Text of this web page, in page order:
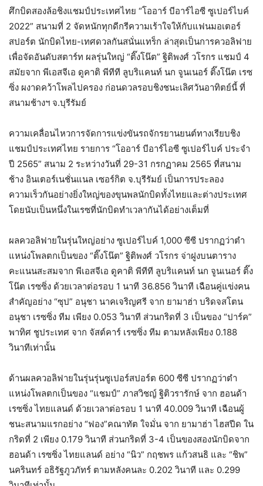
ศึกบิดสองล้อชิงแชมป์ประเทศไทย “โออาร์ บีอาร์ไอซี ซูเปอร์ไบค์
2022” สนามที่ 2 จัดหนักทุกดีกรีความเร้าใจให้กับแฟนมอเตอร์
สปอร์ต นักบิดไทย-เทศดวลกันสนั่นแทร็ก ล่าสุดเป็นการควอลิฟาย
เพื่อจัดอันดับสตาร์ท ผลรุ่นใหญ่ “ติ๊งโน๊ต” ฐิติพงศ์ วโรกร แชมป์ 4
สมัยจาก พีเอสจีเอ ดูคาติ พีทีที ลูบริแคนท์ นก จูนเนอร์ ติ๊งโน๊ต เรซ
ซิ่ง ผงาดคว้าโพลไปครอง ก่อนดวลรอบชิงชนะเลิศวันอาทิตย์นี้ ที่
สนามช้างฯ จ.บุรีรัมย์
ความเคลื่อนไหวการจัดการแข่งขันรถจักรยานยนต์ทางเรียบชิง
แชมป์ประเทศไทย รายการ “โออาร์ บีอาร์ไอซี ซูเปอร์ไบค์ ประจำ
ปี 2565” สนาม 2 ระหว่างวันที่ 29-31 กรกฏาคม 2565 ที่สนาม
ช้าง อินเตอร์เนชั่นแนล เซอร์กิต จ.บุรีรัมย์ เป็นการประลอง
ความเร็วกันอย่างยิ่งใหญ่ของขุนพลนักบิดทั้งไทยและต่างประเทศ
โดยนับเป็นหนึ่งในเรซที่นักบิดทำเวลากันได้อย่างเต็มที่
ผลควอลิฟายในรุ่นใหญ่อย่าง ซูเปอร์ไบค์ 1,000 ซีซี ปรากฏว่าตำ
แหน่งโพลตกเป็นของ “ติ๊งโน๊ต” ฐิติพงศ์ วโรกร จ่าฝูงบนตาราง
คะแนนสะสมจาก พีเอสจีเอ ดูคาติ พีทีที ลูบริแคนท์ นก จูนเนอร์ ติ๊ง
โน๊ต เรซซิ่ง ด้วยเวลาต่อรอบ 1 นาที 36.856 วินาที เฉือนคู่แข่งคน
สำคัญอย่าง “ซุป” อนุชา นาคเจริญศรี จาก ยามาฮ่า บริดจสโตน
อนุชา เรซซิ่ง ทีม เพียง 0.053 วินาที ส่วนกริดที่ 3 เป็นของ “ปาร์ค”
พาทิศ ชูประเทศ จาก จัสต์คาร์ เรซซิ่ง ทีม ตามหลังเพียง 0.188
วินาทีเท่านั้น
ด้านผลควอลิฟายในรุ่นรุ่นซูเปอร์สปอร์ต 600 ซีซี ปรากฏว่าตำ
แหน่งโพลตกเป็นของ “แชมป์” ภาสวิชญ์ ฐิติวรารักษ์ จาก ฮอนด้า
เรซซิ่ง ไทยแลนด์ ด้วยเวลาต่อรอบ 1 นาที 40.009 วินาที เฉือนผู้
ชนะสนามแรกอย่าง “ฟอง”​คณาทัต ใจมั่น จาก ยามาฮ่า ไฮสปีด ใน
กริดที่ 2 เพียง 0.179 วินาที ส่วนกริดที่ 3-4 เป็นของสองนักบิดจาก
ฮอนด้า เรซซิ่ง ไทยแลนด์ อย่าง “นิว” กฤชพร แก้วสนธิ และ “ชิพ”
นครินทร์ อธิรัฐภูวภัทร์ ตามหลังคนละ 0.202 วินาที และ 0.299